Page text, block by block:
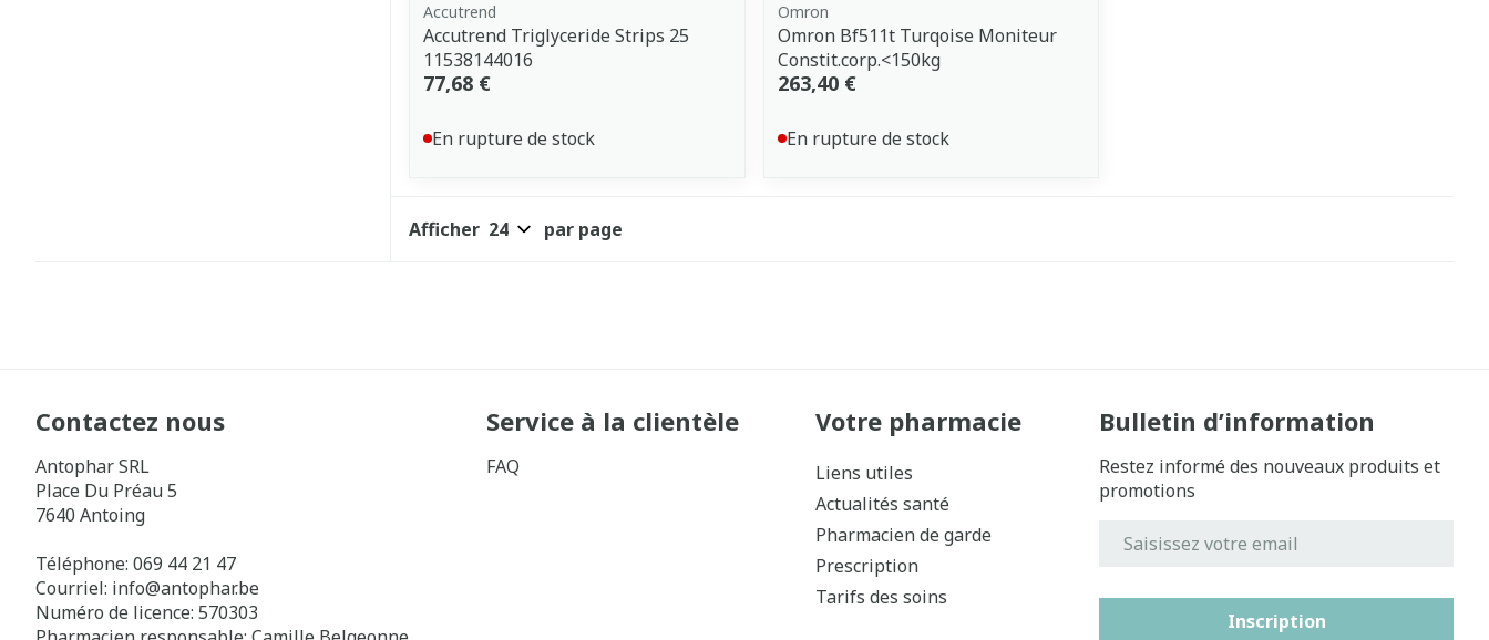
Accutrend
Accutrend Triglyceride Strips 25
11538144016
77,68 €
En rupture de stock
Omron
Omron Bf511t Turqoise Moniteur
Constit.corp.<150kg
263,40 €
En rupture de stock
Afficher par page
Contactez nous
Antophar SRL
Place Du Préau 5
7640 Antoing
Téléphone: 069 44 21 47
Courriel: info@antophar.be
Numéro de licence: 570303
Service à la clientèle
FAQ
Votre pharmacie
Liens utiles
Actualités santé
Pharmacien de garde
Prescription
Tarifs des soins
Bulletin d’information
Restez informé des nouveaux produits et
promotions
Inscription